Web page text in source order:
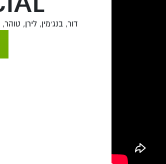
דור, בנג׳מין, לירן,